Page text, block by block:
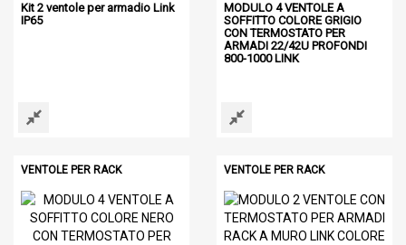
Kit 2 ventole per armadio Link
IP65
MODULO 4 VENTOLE A
SOFFITTO COLORE GRIGIO
CON TERMOSTATO PER
ARMADI 22/42U PROFONDI
800-1000 LINK
VENTOLE PER RACK VENTOLE PER RACK